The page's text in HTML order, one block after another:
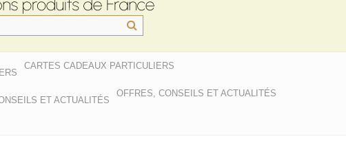
CARTES CADEAUX PARTICULIERS
OFFRES, CONSEILS ET ACTUALITÉS